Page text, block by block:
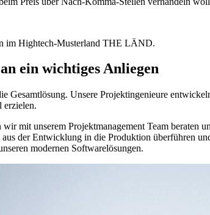
im Hightech-Musterland THE LÄND.
ein wichtiges Anliegen
Gesamtlösung. Unsere Projektingenieure
erzielen.
mit unserem Projektmanagement Team
der Entwicklung in die Produktion überführen
modernen Softwarelösungen.